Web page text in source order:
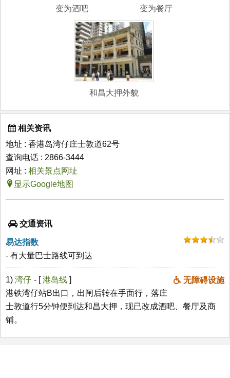
变为酒吧
变为餐厅
和昌大押外貌
相关资讯
地址 : 香港岛湾仔庄士敦道62号
查询电话 : 2866-3444
网址 : 相关景点网址
显示Google地图
交通资讯
易达指数
- 有大量巴士路线可到达
1) 湾仔 无障碍设施
- [港岛线 ]
港铁湾仔站B出口，出闸后转在手面行，落庄
士敦道行5分钟便到达和昌大押，现已改成酒吧、餐厅及商
铺。